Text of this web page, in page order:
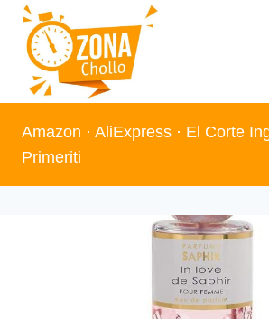
Saltar
contenido
Amazon · AliExpress · El Corte
Primeriti